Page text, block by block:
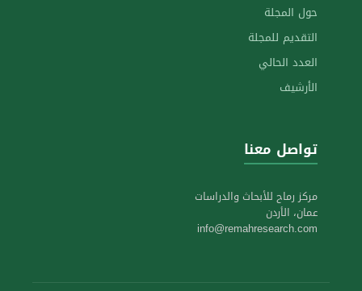
حول المجلة
التقديم للمجلة
العدد الحالي
الأرشيف
تواصل معنا
مركز رماح للأبحاث والدراسات
عمان، الأردن
info@remahresearch.com